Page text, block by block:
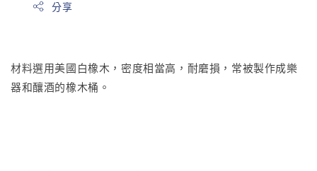
分享
材料選用美國白橡木，密度相當高，耐磨損，常被製作成樂
器和釀酒的橡木桶。